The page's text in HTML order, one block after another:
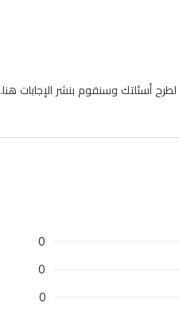
لطرح أسئلتك وسنقوم بنشر الإجابات هنا.
0
0
0